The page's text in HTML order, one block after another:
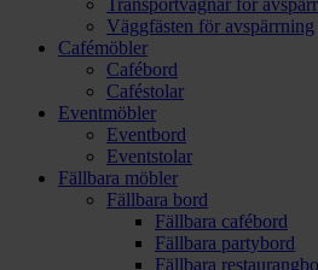
Väggfästen för avspärrning
Cafémöbler
Cafébord
Caféstolar
Eventmöbler
Eventbord
Eventstolar
Fällbara möbler
Fällbara bord
Fällbara cafébord
Fällbara partybord
Fällbara